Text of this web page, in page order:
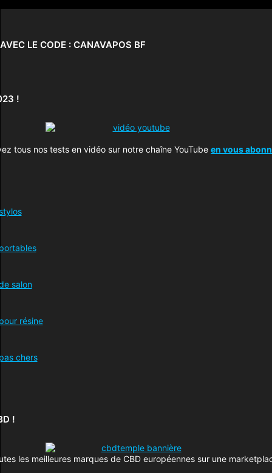
LE CODE : CANAVAPOS BF
!
tous nos tests en vidéo sur notre chaîne YouTube en vous
!
les meilleures marques de CBD européennes sur une